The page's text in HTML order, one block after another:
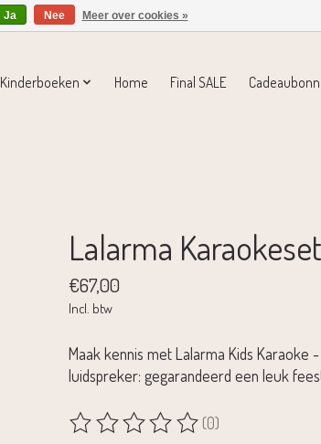
Kinderboeken Home Final SALE
Lalarma
€67,00
Incl. btw
Maak kennis met Lalarma Kids
luidspreker: gegarandeerd een leuk
De beoordeling van dit product is
(0)
Ja Nee Meer over cookies »